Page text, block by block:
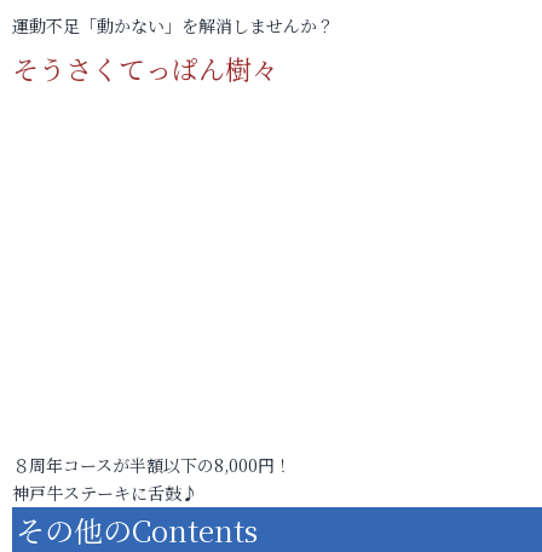
運動不足「動かない」を解消しませんか？
そうさくてっぱん樹々
８周年コースが半額以下の8,000円！
神戸牛ステーキに舌鼓♪
その他のContents